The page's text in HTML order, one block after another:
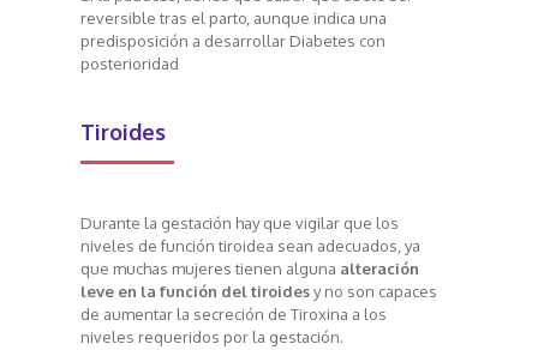
reversible tras el parto, aunque indica una
predisposición a desarrollar Diabetes con
posterioridad
Tiroides
Durante la gestación hay que vigilar que los
niveles de función tiroidea sean adecuados, ya
que muchas mujeres tienen alguna alteración
leve en la función del tiroidesy no son capaces
de aumentar la secreción de Tiroxina a los
niveles requeridos por la gestación.